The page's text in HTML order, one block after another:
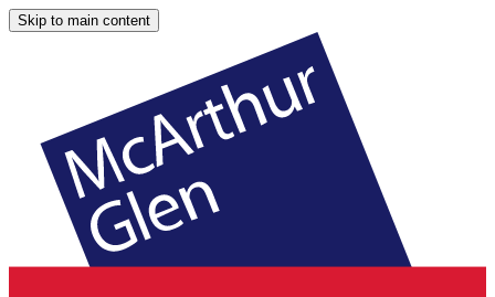
Skip to main content